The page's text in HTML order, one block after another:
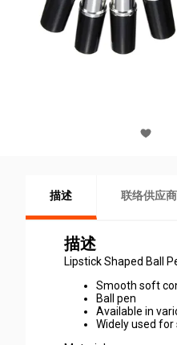
描述 联络供应商
描述
Lipstick Shaped Ball
Smooth soft
Ball pen
Available in
Widely used